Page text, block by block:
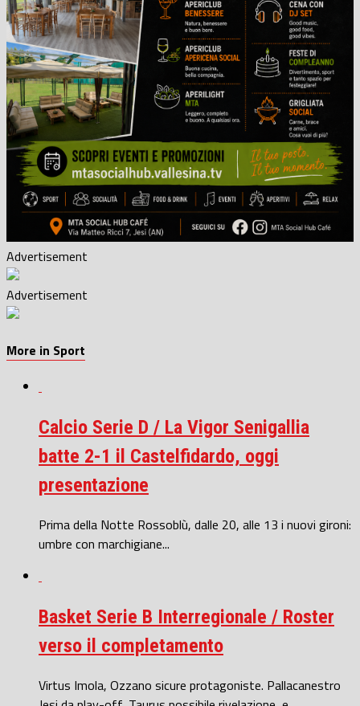
Advertisement
Advertisement
More in Sport
Calcio Serie D / La Vigor Senigallia
batte 2-1 il Castelfidardo, oggi
presentazione
Prima della Notte Rossoblù, dalle 20, alle 13 i nuovi gironi:
umbre con marchigiane...
Basket Serie B Interregionale / Roster
verso il completamento
Virtus Imola, Ozzano sicure protagoniste. Pallacanestro